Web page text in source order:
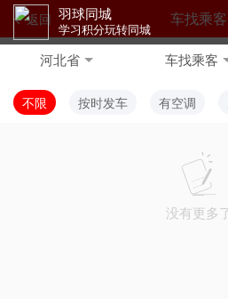
返回 车找乘客
河北省 车找乘客
不限 按时发车 有空调
没有更多
羽球同城
学习积分玩转同城